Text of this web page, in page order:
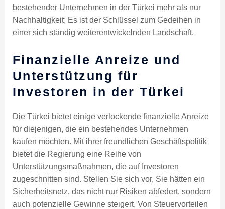
bestehender Unternehmen in der Türkei mehr als nur
Nachhaltigkeit; Es ist der Schlüssel zum Gedeihen in
einer sich ständig weiterentwickelnden Landschaft.
Finanzielle Anreize und
Unterstützung für
Investoren in der Türkei
Die Türkei bietet einige verlockende finanzielle Anreize
für diejenigen, die ein bestehendes Unternehmen
kaufen möchten. Mit ihrer freundlichen Geschäftspolitik
bietet die Regierung eine Reihe von
Unterstützungsmaßnahmen, die auf Investoren
zugeschnitten sind. Stellen Sie sich vor, Sie hätten ein
Sicherheitsnetz, das nicht nur Risiken abfedert, sondern
auch potenzielle Gewinne steigert. Von Steuervorteilen